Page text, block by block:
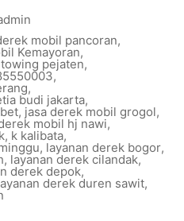
mobil pancoran,
Kemayoran,
pejaten,
,
,
budi jakarta,
, jasa derek mobil grogol,
mobil hj nawi,
, k kalibata,
, layanan derek bogor,
, layanan derek cilandak,
derek depok,
derek duren sawit,